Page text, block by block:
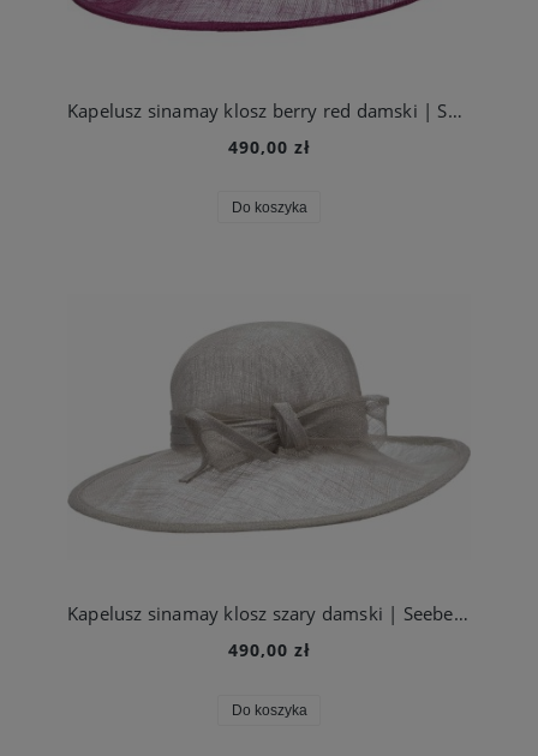
Kapelusz sinamay klosz berry red damski | Seeberger
490,00 zł
Do koszyka
Kapelusz sinamay klosz szary damski | Seeberger
490,00 zł
Do koszyka